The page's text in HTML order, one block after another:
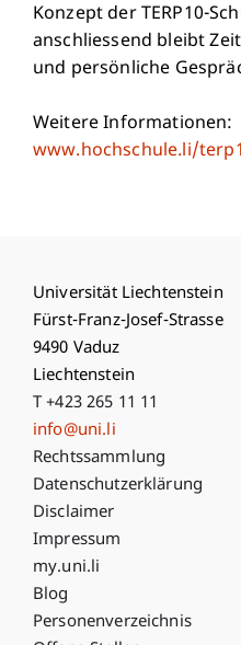
Konzept der TERP10-
anschliessend bleibt
und persönliche
Weitere Informationen:
www.hochschule.li/
Universität Liechtenstein
Fürst-Franz-Josef-Strasse
9490 Vaduz
Liechtenstein
T +423 265 11 11
info@uni.li
Fußzeile
Rechtssammlung
Datenschutzerklärung
Disclaimer
Impressum
Fußzeile
my.uni.li
Blog
Personenverzeichnis